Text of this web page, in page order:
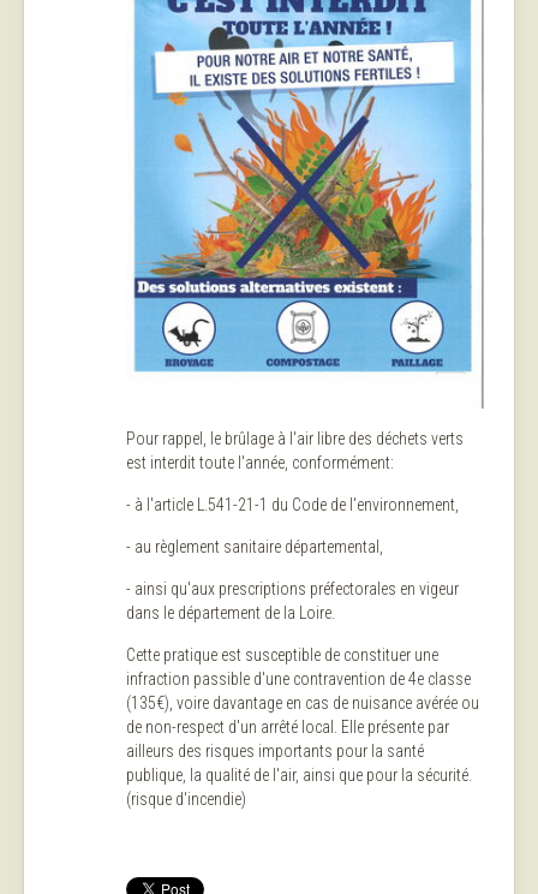
Pour rappel, le brûlage à l'air libre des déchets verts
est interdit toute l'année, conformément:
- à l'article L.541-21-1 du Code de l'environnement,
- au règlement sanitaire départemental,
- ainsi qu'aux prescriptions préfectorales en vigeur
dans le département de la Loire.
Cette pratique est susceptible de constituer une
infraction passible d'une contravention de 4e classe
(135€), voire davantage en cas de nuisance avérée ou
de non-respect d'un arrêté local. Elle présente par
ailleurs des risques importants pour la santé
publique, la qualité de l'air, ainsi que pour la sécurité.
(risque d'incendie)